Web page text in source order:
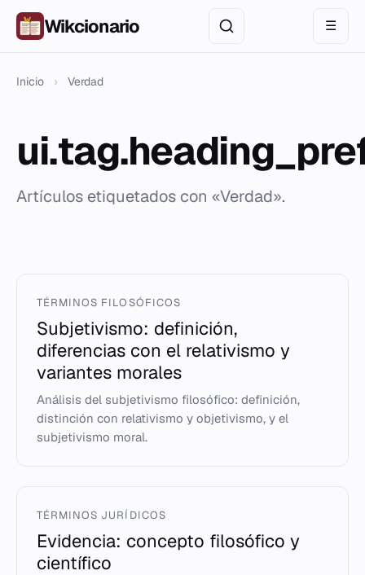
Wikcionario ☰
Inicio › Verdad
Artículos etiquetados con «Verdad».
TÉRMINOS FILOSÓFICOS
Subjetivismo: definición,
diferencias con el relativismo y
variantes morales
Análisis del subjetivismo filosófico: definición,
distinción con relativismo y objetivismo, y el
subjetivismo moral.
TÉRMINOS JURÍDICOS
Evidencia: concepto filosófico y
científico